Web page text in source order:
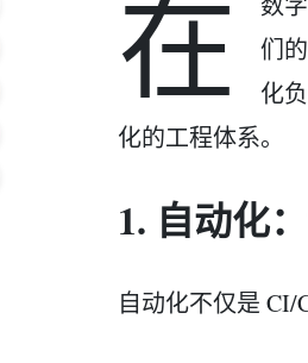
在
们
化
化的工程体系。
1. 自动化
自动化不仅是 CI/